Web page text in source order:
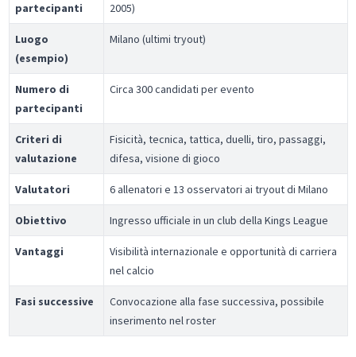
partecipanti
2005)
Luogo
(esempio)
Milano (ultimi tryout)
Numero di
partecipanti
Circa 300 candidati per evento
Criteri di
valutazione
Fisicità, tecnica, tattica, duelli, tiro, passaggi,
difesa, visione di gioco
Valutatori 6 allenatori e 13 osservatori ai tryout di Milano
Obiettivo Ingresso ufficiale in un club della Kings League
Vantaggi
Visibilità internazionale e opportunità di carriera
nel calcio
Fasi successive
Convocazione alla fase successiva, possibile
inserimento nel roster